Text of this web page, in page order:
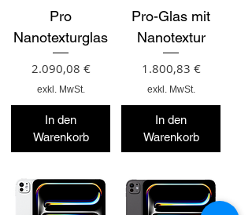
Pro
Nanotexturglas
Preis
2.090,08 €
exkl. MwSt.
In den
Warenkorb
Pro-Glas mit
Nanotextur
Preis
1.800,83 €
exkl. MwSt.
In den
Warenkorb